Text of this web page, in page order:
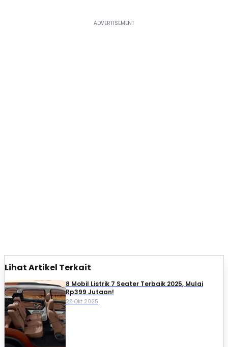
Lihat Artikel Terkait
8 Mobil Listrik 7 Seater Terbaik 2025, Mulai
Rp399 Jutaan!
28 Okt 2025